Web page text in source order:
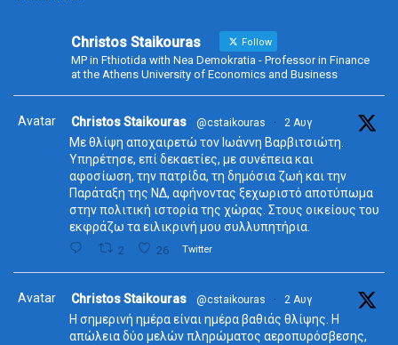
Christos Staikouras Follow
MP in Fthiotida with Nea Demokratia - Professor in Finance
at the Athens University of Economics and Business
Avatar Christos Staikouras @cstaikouras · 2 Αυγ
Με θλίψη αποχαιρετώ τον Ιωάννη Βαρβιτσιώτη.
Υπηρέτησε, επί δεκαετίες, με συνέπεια και
αφοσίωση, την πατρίδα, τη δημόσια ζωή και την
Παράταξη της ΝΔ, αφήνοντας ξεχωριστό αποτύπωμα
στην πολιτική ιστορία της χώρας. Στους οικείους του
εκφράζω τα ειλικρινή μου συλλυπητήρια.
2 26 Twitter
Avatar Christos Staikouras @cstaikouras · 2 Αυγ
Η σημερινή ημέρα είναι ημέρα βαθιάς θλίψης. Η
απώλεια δύο μελών πληρώματος αεροπυρόσβεσης,